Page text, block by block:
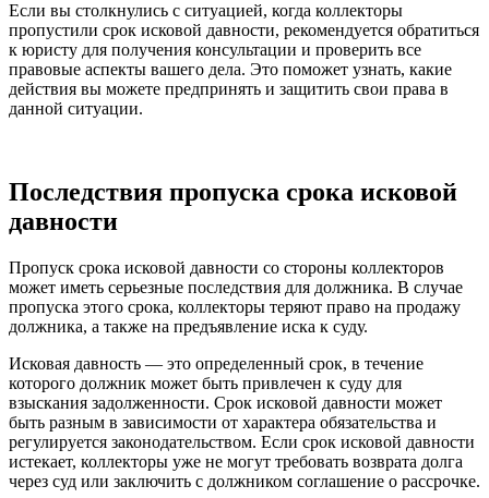
Если вы столкнулись с ситуацией, когда коллекторы
пропустили срок исковой давности, рекомендуется обратиться
к юристу для получения консультации и проверить все
правовые аспекты вашего дела. Это поможет узнать, какие
действия вы можете предпринять и защитить свои права в
данной ситуации.
Последствия пропуска срока исковой
давности
Пропуск срока исковой давности со стороны коллекторов
может иметь серьезные последствия для должника. В случае
пропуска этого срока, коллекторы теряют право на продажу
должника, а также на предъявление иска к суду.
Исковая давность — это определенный срок, в течение
которого должник может быть привлечен к суду для
взыскания задолженности. Срок исковой давности может
быть разным в зависимости от характера обязательства и
регулируется законодательством. Если срок исковой давности
истекает, коллекторы уже не могут требовать возврата долга
через суд или заключить с должником соглашение о рассрочке.